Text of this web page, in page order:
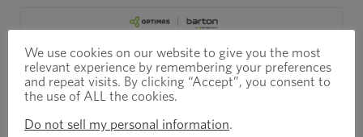
We use cookies on our website to give you the most
relevant experience by remembering your preferences
and repeat visits. By clicking “Accept”, you consent to
the use of ALL the cookies.
Do not sell my personal information.